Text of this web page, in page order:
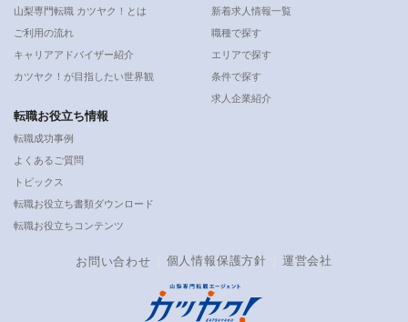
山梨専門転職 カツヤク！とは
ご利用の流れ
キャリアアドバイザー紹介
カツヤク！が目指したい世界観
新着求人情報一覧
職種で探す
エリアで探す
条件で探す
求人企業紹介
転職お役立ち情報
転職成功事例
よくあるご質問
トピックス
転職お役立ち書類ダウンロード
転職お役立ちコンテンツ
お問い合わせ 個人情報保護方針 運営会社